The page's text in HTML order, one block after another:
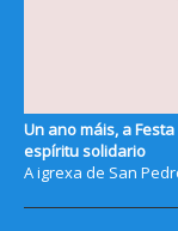
Un ano máis, a
espíritu solidario
A igrexa de San